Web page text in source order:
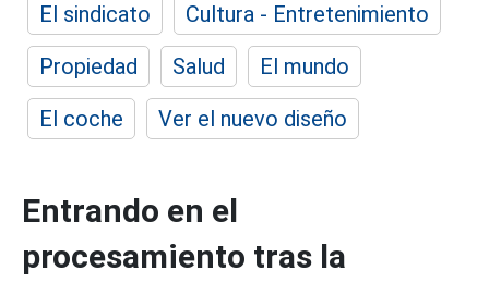
El sindicato
Cultura - Entretenimiento
Propiedad
Salud
El mundo
El coche
Ver el nuevo diseño
Entrando en el
procesamiento tras la